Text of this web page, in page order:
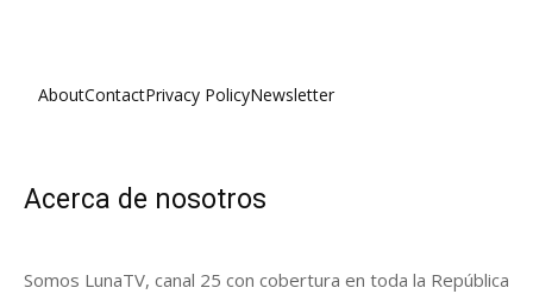
AboutContactPrivacy PolicyNewsletter
Acerca de nosotros
Somos LunaTV, canal 25 con cobertura en toda la República